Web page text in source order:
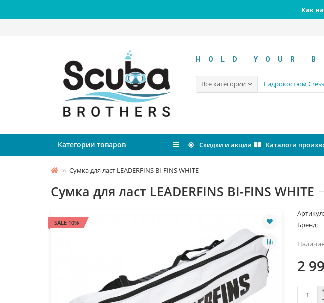
Как
HOLD YOUR
Все категории
Категории товаров Скидки и акции Каталоги
Сумка для ласт LEADERFINS BI-FINS WHITE
Сумка для ласт LEADERFINS BI-FINS WHITE
SALE 10%
Артикул:
Бренд:
2